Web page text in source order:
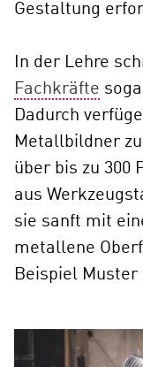
Gestaltung
In der Lehre
Fachkräfte
Dadurch
Metallbildner
über bis zu 300
aus
sie sanft mit
metallene
Beispiel